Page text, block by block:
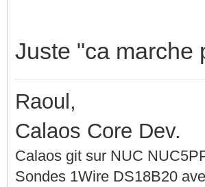
Juste "ca marche
Raoul,
Calaos Core Dev.
Calaos git sur NUC
Sondes 1Wire DS18B20